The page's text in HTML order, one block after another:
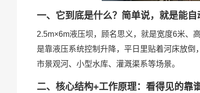
一、它到底是什么？简单说，就是能
2.5m×6m液压坝，顾名思义，就是宽度6米、
是靠液压系统控制升降，平日里贴着河床放
市景观河、小型水库、灌溉渠系等场景。
二、核心结构+工作原理：看得见的靠